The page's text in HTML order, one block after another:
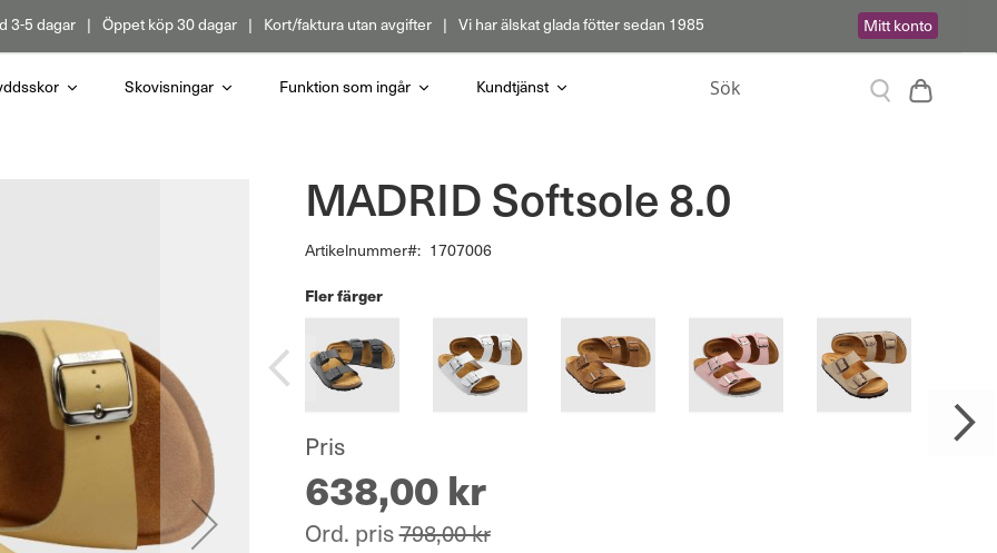
3-5 dagar Öppet köp 30 dagar Kort/faktura utan avgifter Vi har älskat glada fötter sedan 1985 Mitt konto
Skovisningar Funktion som ingår Kundtjänst
MADRID Softsole 8.0
Artikelnummer 1707006
Fler färger
Pris
638,00 kr
Ord. pris798,00 kr